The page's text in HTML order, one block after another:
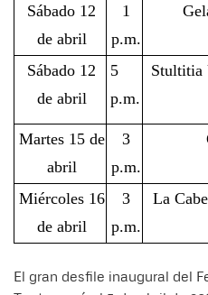
Sábado 12
de abril
1
p.m.
Sábado 12
de abril
5
p.m.
Stultitia
Martes 15 de
abril
3
p.m.
Miércoles 16
de abril
3
p.m.
La
El gran desfile inaugural del